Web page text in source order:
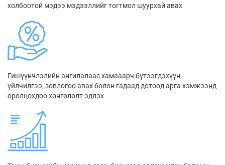
холбоотой мэдээ мэдээллийг тогтмол шуурхай авах
Гишүүнчлэлийн ангилалаас хамааарч бүтээгдэхүүн
үйлчилгээ, зөвлөгөө авах болон гадаад дотоод арга хэмжээнд
оролцохдоо хөнгөлөлт эдлэх